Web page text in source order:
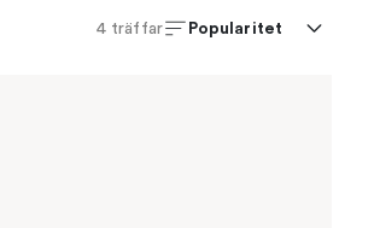
4 träffar Popularitet